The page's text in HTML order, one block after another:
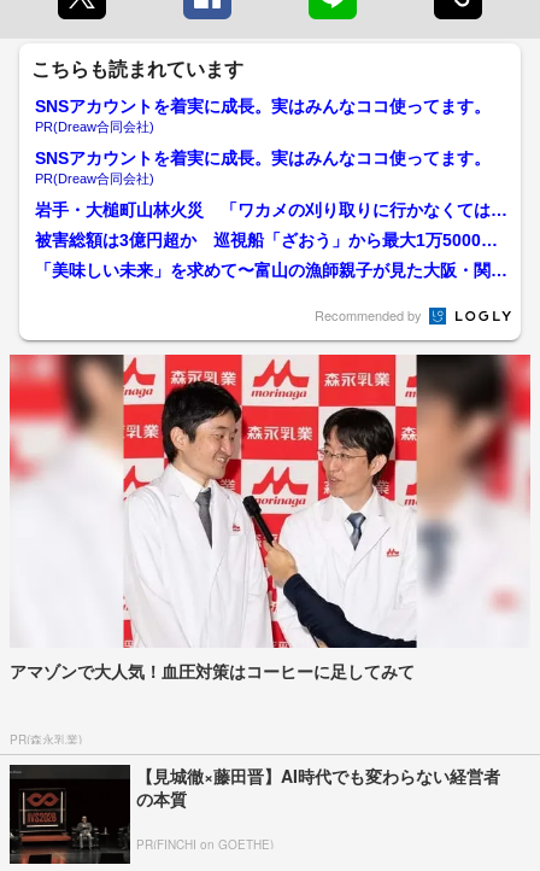
こちらも読まれています
SNSアカウントを着実に成長。実はみんなココ使ってます。
PR(Dreaw合同会社)
SNSアカウントを着実に成長。実はみんなココ使ってます。
PR(Dreaw合同会社)
岩手・大槌町山林火災 「ワカメの刈り取りに行かなくては」
自宅に迫る炎 海水まき...
被害総額は3億円超か 巡視船「ざおう」から最大1万5000リ
ットルの重油が流出 ...
「美味しい未来」を求めて〜富山の漁師親子が見た大阪・関西
Recommended by
アマゾンで大人気！血圧対策はコーヒーに足してみて
PR(森永乳業)
【見城徹×藤田晋】AI時代でも変わらない経営者
の本質
PR(FINCHI on GOETHE)